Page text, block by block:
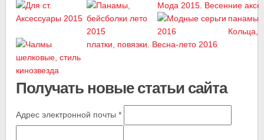
Мода 2015. Весенние
панамы,
Кольца,
платки, повязки. Весна-лето 2016
Получать новые статьи сайта
Адрес электронной почты*